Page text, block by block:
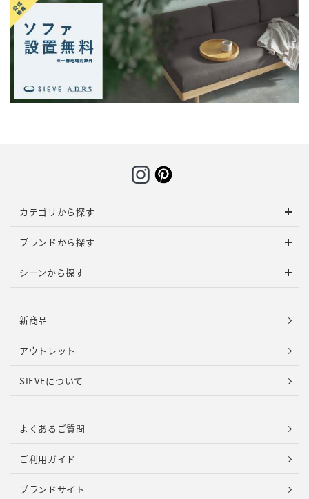
カテゴリから探す
ブランドから探す
シーンから探す
新商品
アウトレット
SIEVEについて
よくあるご質問
ご利用ガイド
ブランドサイト